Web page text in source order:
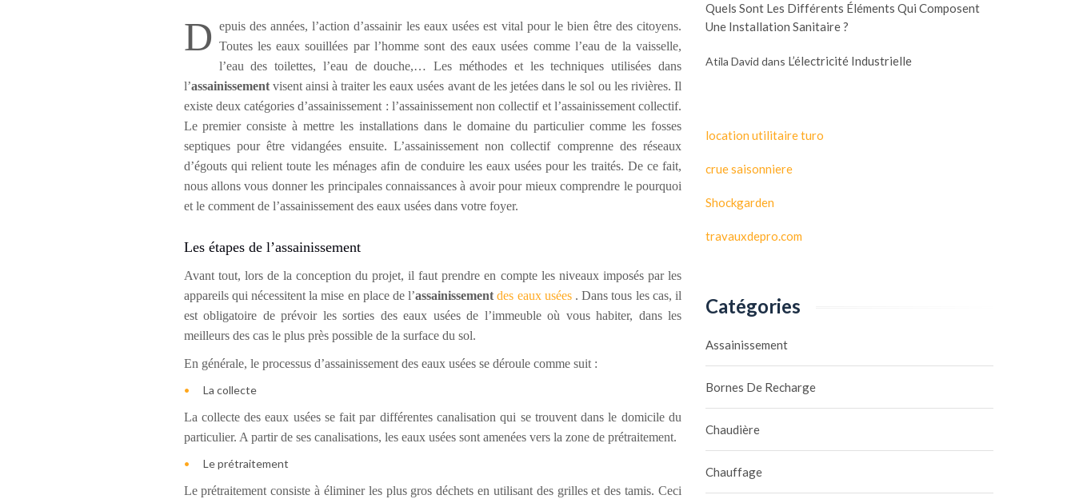
D epuis des années, l’action d’assainir les eaux usées est vital pour le bien être des citoyens.
Toutes les eaux souillées par l’homme sont des eaux usées comme l’eau de la vaisselle,
l’eau des toilettes, l’eau de douche,… Les méthodes et les techniques utilisées dans
l’assainissementvisent ainsi à traiter les eaux usées avant de les jetées dans le sol ou les rivières. Il
existe deux catégories d’assainissement : l’assainissement non collectif et l’assainissement collectif.
Le premier consiste à mettre les installations dans le domaine du particulier comme les fosses
septiques pour être vidangées ensuite. L’assainissement non collectif comprenne des réseaux
d’égouts qui relient toute les ménages afin de conduire les eaux usées pour les traités. De ce fait,
nous allons vous donner les principales connaissances à avoir pour mieux comprendre le pourquoi
et le comment de l’assainissement des eaux usées dans votre foyer.
Les étapes de l’assainissement
Avant tout, lors de la conception du projet, il faut prendre en compte les niveaux imposés par les
appareils qui nécessitent la mise en place de l’assainissement des eaux usées . Dans tous les cas, il
est obligatoire de prévoir les sorties des eaux usées de l’immeuble où vous habiter, dans les
meilleurs des cas le plus près possible de la surface du sol.
En générale, le processus d’assainissement des eaux usées se déroule comme suit :
La collecte
La collecte des eaux usées se fait par différentes canalisation qui se trouvent dans le domicile du
particulier. A partir de ses canalisations, les eaux usées sont amenées vers la zone de prétraitement.
Le prétraitement
Le prétraitement consiste à éliminer les plus gros déchets en utilisant des grilles et des tamis. Ceci
Quels Sont Les Différents Éléments Qui Composent
Une Installation Sanitaire ?
Atila David dans L’électricité Industrielle
location utilitaire turo
crue saisonniere
Shockgarden
travauxdepro.com
Catégories
Assainissement
Bornes De Recharge
Chaudière
Chauffage